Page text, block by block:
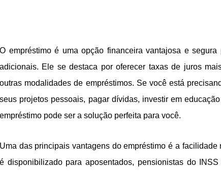
O empréstimo é uma opção financeira vantajosa e segura
adicionais. Ele se destaca por oferecer taxas de juros
outras modalidades de empréstimos. Se você está
seus projetos pessoais, pagar dívidas, investir em
empréstimo pode ser a solução perfeita para você.
Uma das principais vantagens do empréstimo é a
é disponibilizado para aposentados, pensionistas do